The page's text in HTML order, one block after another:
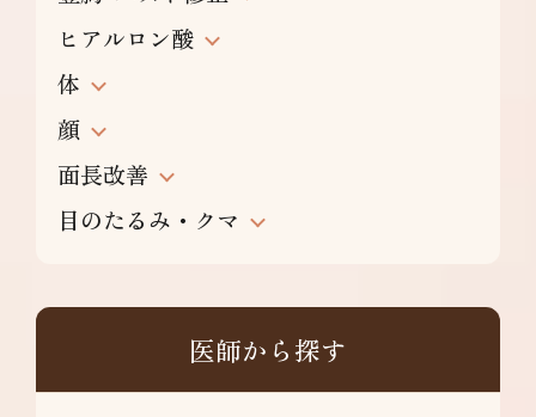
ヒアルロン酸
体
顔
面長改善
目のたるみ・クマ
医師から探す